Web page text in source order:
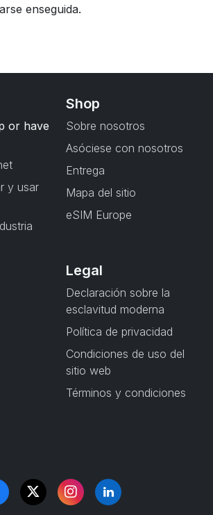
enseguida.
or have
y usar
Shop
Sobre nosotros
Asóciese con nosotros
Entrega
Mapa del sitio
eSIM Europe
Legal
Declaración sobre la
esclavitud moderna
Política de privacidad
Condiciones de uso del
sitio web
Términos y condiciones